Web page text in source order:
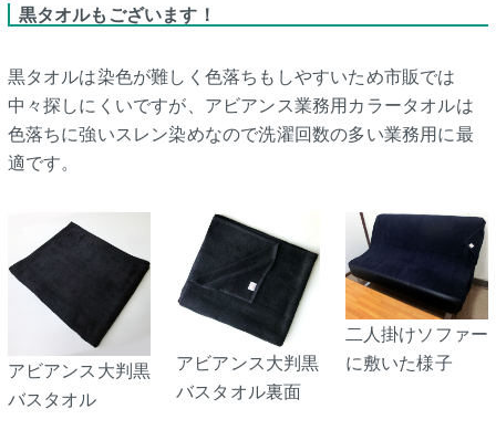
黒タオルもございます！
黒タオルは染色が難しく色落ちもしやすいため市販では
中々探しにくいですが、アビアンス業務用カラータオルは
色落ちに強いスレン染めなので洗濯回数の多い業務用に最
適です。
アビアンス大判黒
バスタオル
アビアンス大判黒
バスタオル裏面
二人掛けソファー
に敷いた様子